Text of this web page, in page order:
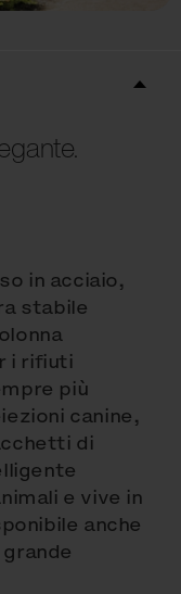
in acciaio,
stabile
i rifiuti
più
canine,
di
e vive in
anche